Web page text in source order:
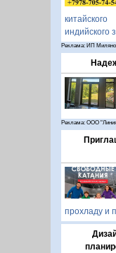
индийского
Реклама: ИП
Реклама: ООО
прохладу и